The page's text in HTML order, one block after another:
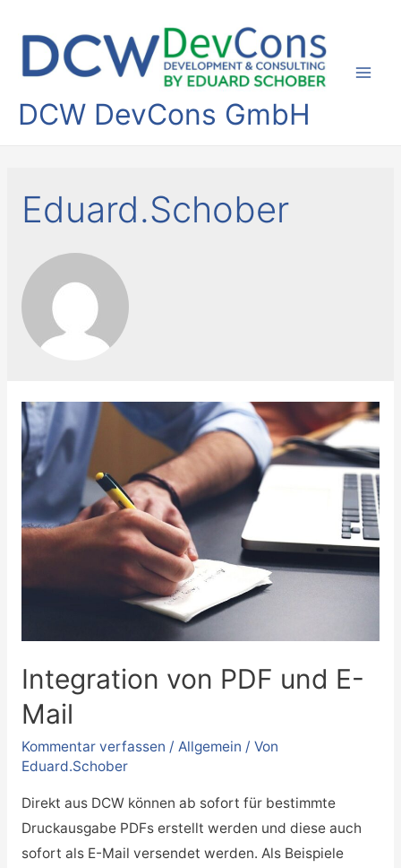
DCW DevCons GmbH
Eduard.Schober
Integration von PDF und E-
Mail
Kommentar verfassen / Allgemein / Von
Eduard.Schober
Direkt aus DCW können ab sofort für bestimmte
Druckausgabe PDFs erstellt werden und diese auch
sofort als E-Mail versendet werden. Als Beispiele